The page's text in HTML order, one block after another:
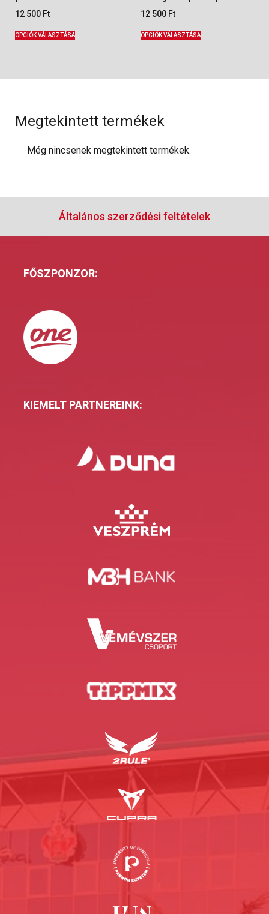
12 500 Ft
OPCIÓK VÁLASZTÁSA
12 500 Ft
OPCIÓK VÁLASZTÁSA
Megtekintett termékek
Még nincsenek megtekintett termékek.
Általános szerződési feltételek
FŐSZPONZOR:
KIEMELT PARTNEREINK: